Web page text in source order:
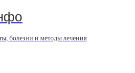
болезни и методы лечения